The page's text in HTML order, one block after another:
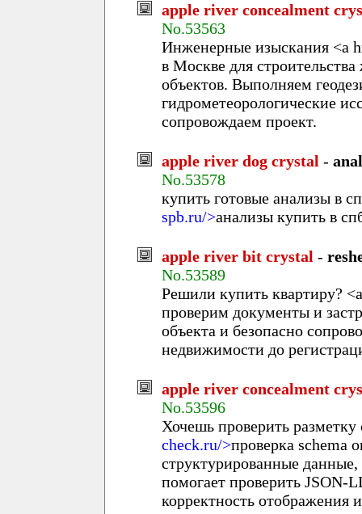
apple river concealment
No.53563
Инженерные изыскания <a
в Москве для
объектов. Выполняем
гидрометеорологические
сопровождаем проект.
apple river dog crystal -
No.53578
купить готовые анализы в
spb.ru/>анализы купить в
apple river bit crystal -
No.53589
Решили купить квартиру?
проверим документы и
объекта и безопасно
недвижимости до
apple river concealment
No.53596
Хочешь проверить разметку
check.ru/>проверка schema
структурированные
помогает проверить JSON-
корректность отображения